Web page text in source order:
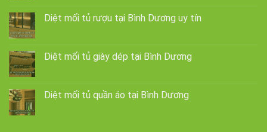
Diệt mối tủ rượu tại Bình Dương uy tín
Diệt mối tủ giày dép tại Bình Dương
Diệt mối tủ quần áo tại Bình Dương